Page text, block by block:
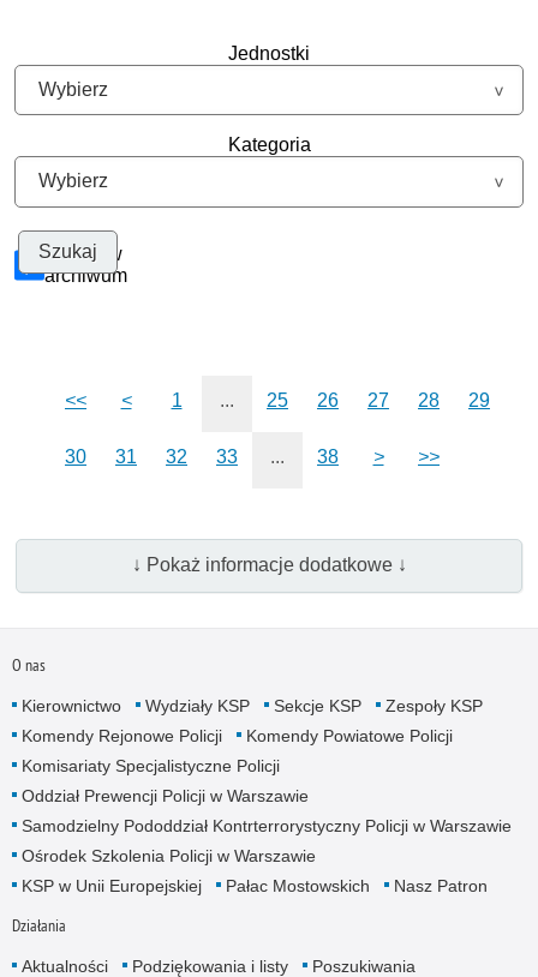
Jednostki
Kategoria
Szukaj w
archiwum
<< < 1 ... 25 26 27 28 29
30 31 32 33 ... 38 > >>
↓ Pokaż informacje dodatkowe ↓
O nas
Kierownictwo Wydziały KSP Sekcje KSP
Zespoły KSP
Komendy Rejonowe Policji
Komendy Powiatowe Policji
Komisariaty Specjalistyczne Policji
Oddział Prewencji Policji w Warszawie
Samodzielny Pododdział Kontrterrorystyczny Policji w Warszawie
Ośrodek Szkolenia Policji w Warszawie
KSP w Unii Europejskiej
Pałac Mostowskich Nasz Patron
Działania
Aktualności Podziękowania i listy
Poszukiwania